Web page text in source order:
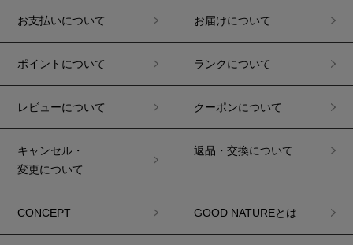
お支払いについて お届けについて
ポイントについて ランクについて
レビューについて クーポンについて
キャンセル・
変更について
返品・交換について
CONCEPT GOOD NATUREとは